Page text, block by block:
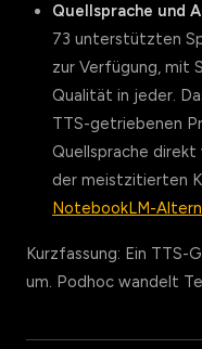
Quellsprache und
73 unterstützten
zur Verfügung, mit
Qualität in jeder.
TTS-getriebenen
Quellsprache direkt
der meistzitierten
NotebookLM-
Kurzfassung: Ein TTS-
um. Podhoc wandelt